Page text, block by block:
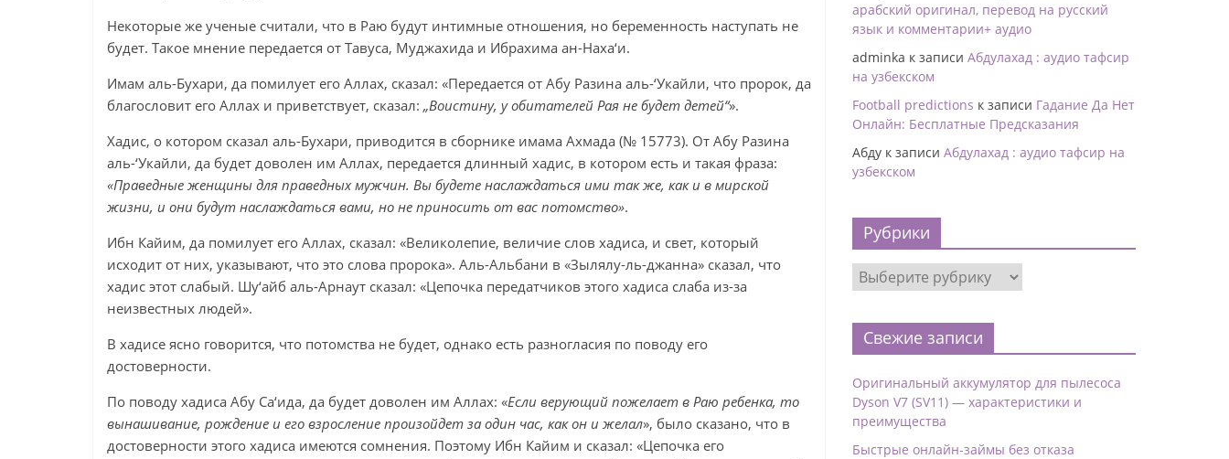
Некоторые же ученые считали, что в Раю будут интимные отношения, но беременность наступать не
будет. Такое мнение передается от Тавуса, Муджахида и Ибрахима ан-Наха‘и.
Имам аль-Бухари, да помилует его Аллах, сказал: «Передается от Абу Разина аль-‘Укайли, что пророк, да
благословит его Аллах и приветствует, сказал: „Воистину, у обитателей Рая не будет детей“».
Хадис, о котором сказал аль-Бухари, приводится в сборнике имама Ахмада (№ 15773). От Абу Разина
аль-‘Укайли, да будет доволен им Аллах, передается длинный хадис, в котором есть и такая фраза:
«Праведные женщины для праведных мужчин. Вы будете наслаждаться ими так же, как и в мирской
жизни, и они будут наслаждаться вами, но не приносить от вас потомство».
Ибн Кайим, да помилует его Аллах, сказал: «Великолепие, величие слов хадиса, и свет, который
исходит от них, указывают, что это слова пророка». Аль-Альбани в «Зылялу-ль-джанна» сказал, что
хадис этот слабый. Шу‘айб аль-Арнаут сказал: «Цепочка передатчиков этого хадиса слаба из-за
неизвестных людей».
В хадисе ясно говорится, что потомства не будет, однако есть разногласия по поводу его
достоверности.
По поводу хадиса Абу Са‘ида, да будет доволен им Аллах: «Если верующий пожелает в Раю ребенка, то
вынашивание, рождение и его взросление произойдет за один час, как он и желал», было сказано, что в
достоверности этого хадиса имеются сомнения. Поэтому Ибн Кайим и сказал: «Цепочка его
арабский оригинал, перевод на русский
язык и комментарии+ аудио
adminka к записи Абдулахад : аудио тафсир
на узбекском
Football predictions к записи Гадание Да Нет
Онлайн: Бесплатные Предсказания
Абду к записи Абдулахад : аудио тафсир на
узбекском
Рубрики
Свежие записи
Оригинальный аккумулятор для пылесоса
Dyson V7 (SV11) — характеристики и
преимущества
Быстрые онлайн-займы без отказа